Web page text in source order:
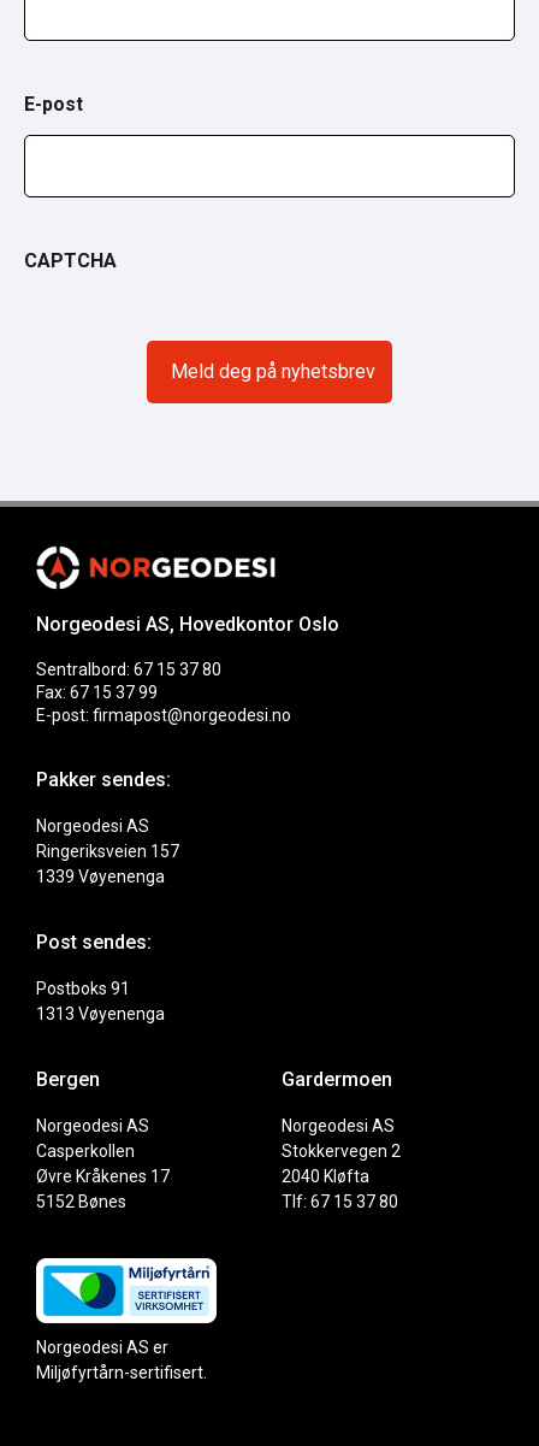
E-post
CAPTCHA
Norgeodesi AS, Hovedkontor Oslo
Sentralbord: 67 15 37 80
Fax: 67 15 37 99
E-post: firmapost@norgeodesi.no
Pakker sendes:
Norgeodesi AS
Ringeriksveien 157
1339 Vøyenenga
Post sendes:
Postboks 91
1313 Vøyenenga
Bergen
Norgeodesi AS
Casperkollen
Øvre Kråkenes 17
5152 Bønes
Gardermoen
Norgeodesi AS
Stokkervegen 2
2040 Kløfta
Tlf: 67 15 37 80
Norgeodesi AS er
Miljøfyrtårn-sertifisert.